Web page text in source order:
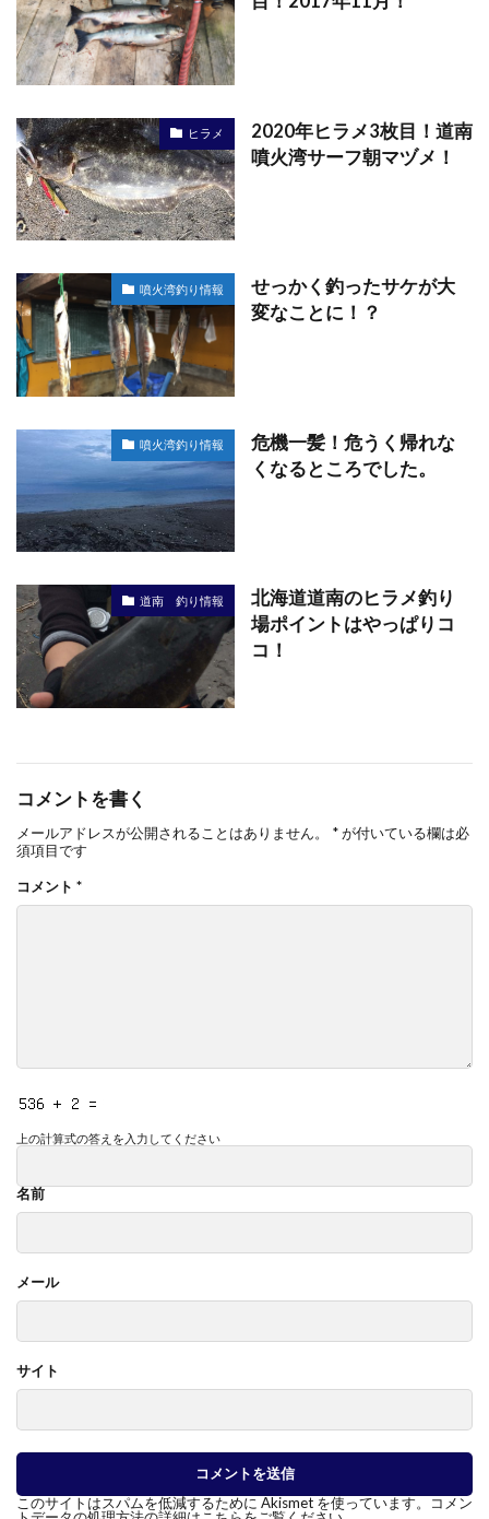
ヒラメ
2020年ヒラメ3枚目！道南
噴火湾サーフ朝マヅメ！
噴火湾釣り情報
せっかく釣ったサケが大
変なことに！？
噴火湾釣り情報
危機一髪！危うく帰れな
くなるところでした。
道南 釣り情報
北海道道南のヒラメ釣り
場ポイントはやっぱりコ
コ！
コメントを書く
メールアドレスが公開されることはありません。 *が付いている欄は必
須項目です
コメント *
上の計算式の答えを入力してください
名前
メール
サイト
このサイトはスパムを低減するために Akismet を使っています。
コメン